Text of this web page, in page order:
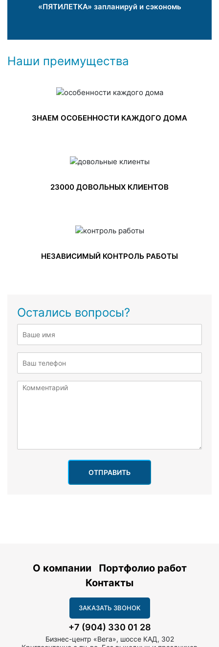
«ПЯТИЛЕТКА» запланируй и сэкономь
Наши преимущества
ЗНАЕМ ОСОБЕННОСТИ КАЖДОГО ДОМА
23000 ДОВОЛЬНЫХ КЛИЕНТОВ
НЕЗАВИСИМЫЙ КОНТРОЛЬ РАБОТЫ
Остались вопросы?
ОТПРАВИТЬ
О компании
Портфолио работ
Контакты
ЗАКАЗАТЬ ЗВОНОК
+7 (904) 330 01 28
Бизнес-центр «Вега», шоссе КАД, 302